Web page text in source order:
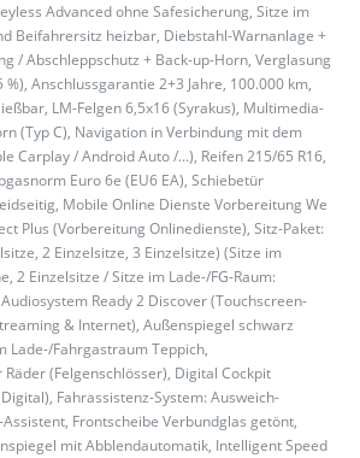
Advanced ohne Safesicherung, Sitze im
Beifahrersitz heizbar, Diebstahl-Warnanlage +
/ Abschleppschutz + Back-up-Horn, Verglasung
Anschlussgarantie 2+3 Jahre, 100.000 km,
LM-Felgen 6,5x16 (Syrakus), Multimedia-
(Typ C), Navigation in Verbindung mit dem
Carplay / Android Auto /...), Reifen 215/65 R16,
Euro 6e (EU6 EA), Schiebetür
Mobile Online Dienste Vorbereitung We
Plus (Vorbereitung Onlinedienste), Sitz-Paket:
2 Einzelsitze, 3 Einzelsitze) (Sitze im
2 Einzelsitze / Sitze im Lade-/FG-Raum:
Ready 2 Discover (Touchscreen-
& Internet), Außenspiegel schwarz
Lade-/Fahrgastraum Teppich,
(Felgenschlösser), Digital Cockpit
Fahrassistenz-System: Ausweich-
Frontscheibe Verbundglas getönt,
mit Abblendautomatik, Intelligent Speed